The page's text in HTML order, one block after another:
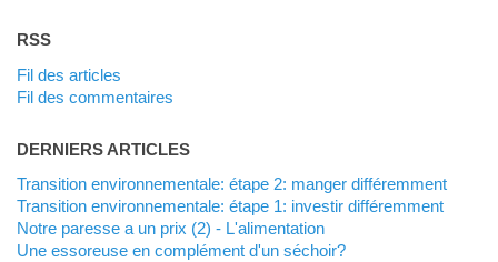
RSS
Fil des articles
Fil des commentaires
DERNIERS ARTICLES
Transition environnementale: étape 2: manger différemment
Transition environnementale: étape 1: investir différemment
Notre paresse a un prix (2) - L'alimentation
Une essoreuse en complément d'un séchoir?